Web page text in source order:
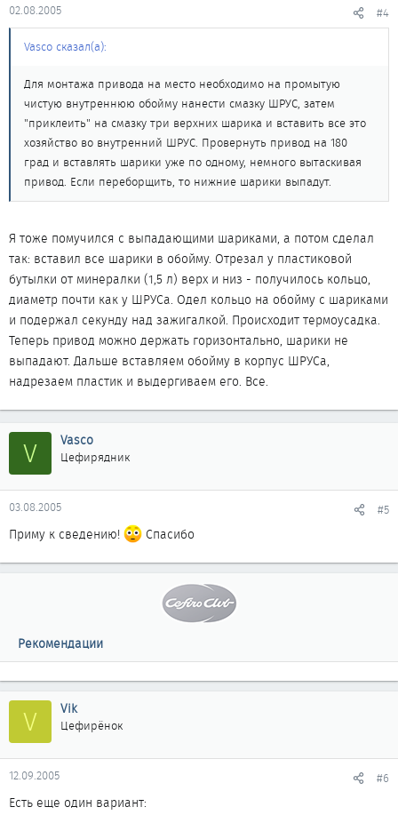
02.08.2005 #4
Vasco сказал(а):
Для монтажа привода на место необходимо на промытую
чистую внутреннюю обойму нанести смазку ШРУС, затем
"приклеить" на смазку три верхних шарика и вставить все это
хозяйство во внутренний ШРУС. Провернуть привод на 180
град и вставлять шарики уже по одному, немного вытаскивая
привод. Если переборщить, то нижние шарики выпадут.
Я тоже помучился с выпадающими шариками, а потом сделал
так: вставил все шарики в обойму. Отрезал у пластиковой
бутылки от минералки (1,5 л) верх и низ - получилось кольцо,
диаметр почти как у ШРУСа. Одел кольцо на обойму с шариками
и подержал секунду над зажигалкой. Происходит термоусадка.
Теперь привод можно держать горизонтально, шарики не
выпадают. Дальше вставляем обойму в корпус ШРУСа,
надрезаем пластик и выдергиваем его. Все.
V Vasco
Цефирядник
03.08.2005 #5
Приму к сведению! Спасибо
Рекомендации
V Vik
Цефирёнок
12.09.2005 #6
Есть еще один вариант: